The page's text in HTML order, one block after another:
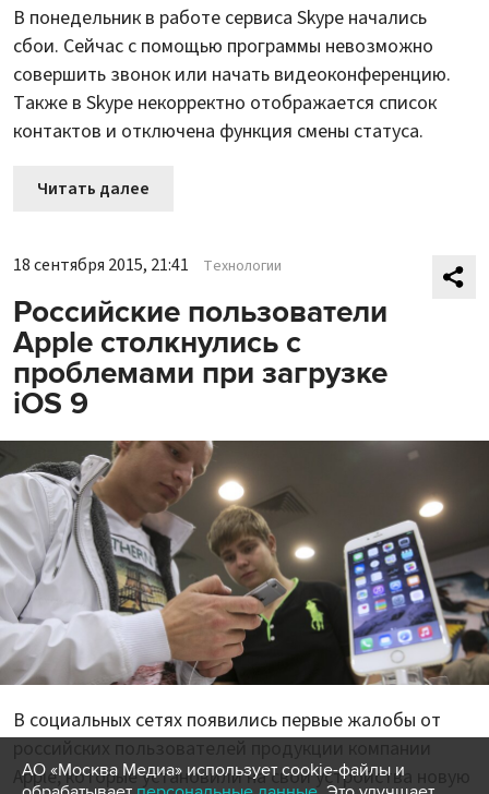
В понедельник в работе сервиса Skype начались
сбои. Сейчас с помощью программы невозможно
совершить звонок или начать видеоконференцию.
Также в Skype некорректно отображается список
контактов и отключена функция смены статуса.
Читать далее
18 сентября 2015, 21:41 Технологии
Российские пользователи
Apple столкнулись с
проблемами при загрузке
iOS 9
В социальных сетях появились первые жалобы от
Apple, которые установили на свои устройства новую
АО «Москва Медиа» использует cookie-файлы и